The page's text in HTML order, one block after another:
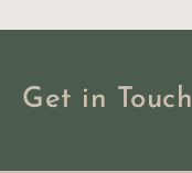
Get in Touch